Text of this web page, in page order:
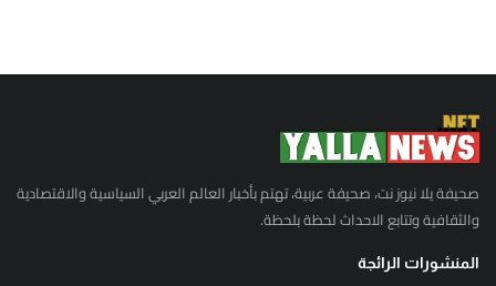
صحيفة يلا نيوز نت، صحيفة عربية، تهتم بأخبار العالم العربي السياسية والاقتصادية
والثقافية وتتابع الاحداث لحظة بلحظة.
المنشورات الرائجة